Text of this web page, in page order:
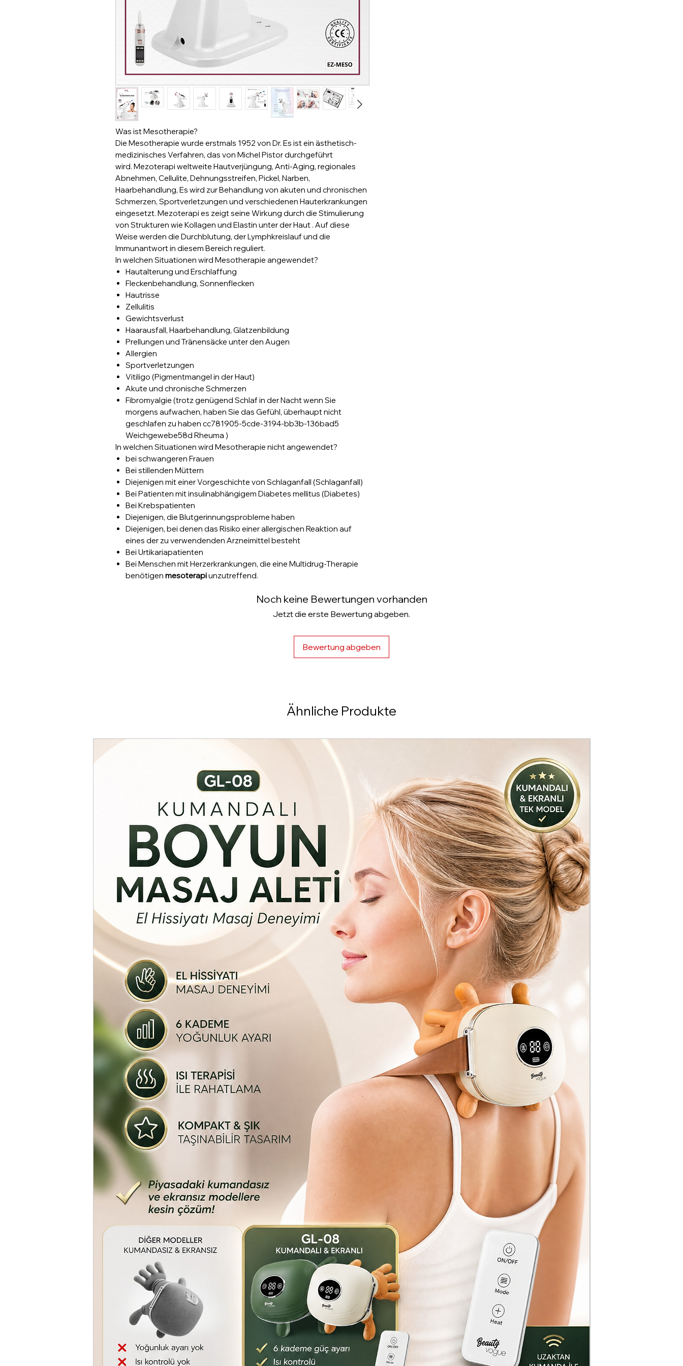
Was ist Mesotherapie?
Die Mesotherapie wurde erstmals 1952 von Dr. Es ist ein ästhetisch-
medizinisches Verfahren, das von Michel Pistor durchgeführt
wird. Mezoterapi weltweite Hautverjüngung, Anti-Aging, regionales
Abnehmen, Cellulite, Dehnungsstreifen, Pickel, Narben,
Haarbehandlung, Es wird zur Behandlung von akuten und chronischen
Schmerzen, Sportverletzungen und verschiedenen Hauterkrankungen
eingesetzt. Mezoterapi es zeigt seine Wirkung durch die Stimulierung
von Strukturen wie Kollagen und Elastin unter der Haut . Auf diese
Weise werden die Durchblutung, der Lymphkreislauf und die
Immunantwort in diesem Bereich reguliert.
In welchen Situationen wird Mesotherapie angewendet?
Hautalterung und Erschlaffung
Fleckenbehandlung, Sonnenflecken
Hautrisse
Zellulitis
Gewichtsverlust
Haarausfall, Haarbehandlung, Glatzenbildung
Prellungen und Tränensäcke unter den Augen
Allergien
Sportverletzungen
Vitiligo (Pigmentmangel in der Haut)
Akute und chronische Schmerzen
Fibromyalgie (trotz genügend Schlaf in der Nacht wenn Sie
morgens aufwachen, haben Sie das Gefühl, überhaupt nicht
geschlafen zu haben cc781905-5cde-3194-bb3b-136bad5
Weichgewebe58d Rheuma )
In welchen Situationen wird Mesotherapie nicht angewendet?
bei schwangeren Frauen
Bei stillenden Müttern
Diejenigen mit einer Vorgeschichte von Schlaganfall (Schlaganfall)
Bei Patienten mit insulinabhängigem Diabetes mellitus (Diabetes)
Bei Krebspatienten
Diejenigen, die Blutgerinnungsprobleme haben
Diejenigen, bei denen das Risiko einer allergischen Reaktion auf
eines der zu verwendenden Arzneimittel besteht
Bei Urtikariapatienten
Bei Menschen mit Herzerkrankungen, die eine Multidrug-Therapie
benötigen mesoterapiunzutreffend.
Noch keine Bewertungen vorhanden
Jetzt die erste Bewertung abgeben.
Bewertung abgeben
Ähnliche Produkte